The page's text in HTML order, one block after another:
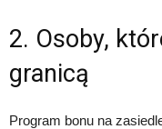
2. Osoby,
granicą
Program bonu na